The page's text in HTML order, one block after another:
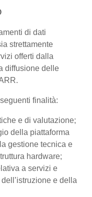
di dati
strettamente
offerti dalla
diffusione delle
finalità:
e di valutazione;
della piattaforma
gestione tecnica e
hardware;
a servizi e
e della